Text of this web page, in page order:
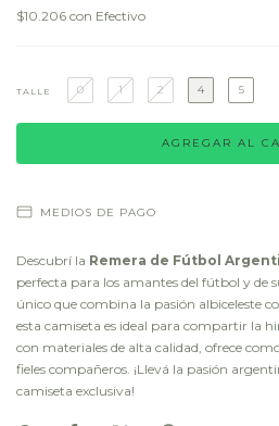
$10.206 con Efectivo
TALLE 0 1 2 4 5
MEDIOS DE PAGO
Descubrí la Remera de Fútbol
perfecta para los amantes del fútbol y de
único que combina la pasión albiceleste
esta camiseta es ideal para compartir la
con materiales de alta calidad, ofrece
fieles compañeros. ¡Llevá la pasión
camiseta exclusiva!